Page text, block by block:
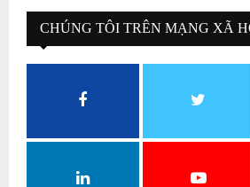
CHÚNG TÔI TRÊN MẠNG XÃ